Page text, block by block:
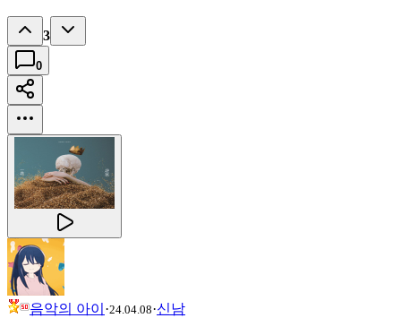
3
0
음악의 아이 ·24.04.08·신남